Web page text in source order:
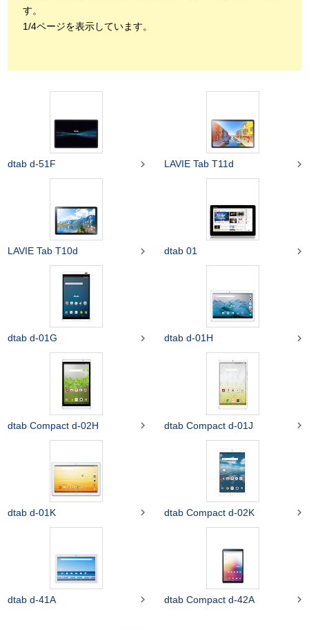
す。
1/4ページを表示しています。
dtab d-51F  LAVIE Tab T11d 
LAVIE Tab T10d  dtab 01 
dtab d-01G  dtab d-01H 
dtab Compact d-02H  dtab Compact d-01J 
dtab d-01K  dtab Compact d-02K 
dtab d-41A  dtab Compact d-42A 